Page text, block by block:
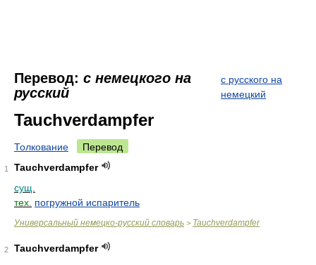
Перевод: с немецкого на
русский
с русского на
немецкий
Tauchverdampfer
Толкование Перевод
1
Tauchverdampfer
сущ.
тех. погружной испаритель
Универсальный немецко-русский словарь > Tauchverdampfer
2
Tauchverdampfer